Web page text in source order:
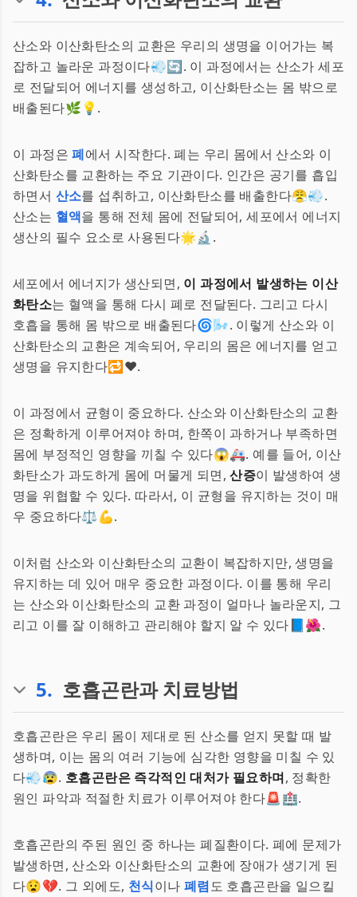
산소와 이산화탄소의 교환은 우리의 생명을 이어가는 복
잡하고 놀라운 과정이다💨🔄. 이 과정에서는 산소가 세포
로 전달되어 에너지를 생성하고, 이산화탄소는 몸 밖으로
배출된다🌿💡.
이 과정은폐에서 시작한다. 폐는 우리 몸에서 산소와 이
산화탄소를 교환하는 주요 기관이다. 인간은 공기를 흡입
하면서 산소를 섭취하고, 이산화탄소를 배출한다😤💨.
산소는 혈액을 통해 전체 몸에 전달되어, 세포에서 에너지
생산의 필수 요소로 사용된다🌟🔬.
세포에서 에너지가 생산되면, 이 과정에서 발생하는 이산
화탄소는 혈액을 통해 다시 폐로 전달된다. 그리고 다시
호흡을 통해 몸 밖으로 배출된다🌀🌬️. 이렇게 산소와 이
산화탄소의 교환은 계속되어, 우리의 몸은 에너지를 얻고
생명을 유지한다🔁❤️.
이 과정에서 균형이 중요하다. 산소와 이산화탄소의 교환
은 정확하게 이루어져야 하며, 한쪽이 과하거나 부족하면
몸에 부정적인 영향을 끼칠 수 있다😱🚑. 예를 들어, 이산
화탄소가 과도하게 몸에 머물게 되면,산증이 발생하여 생
명을 위협할 수 있다. 따라서, 이 균형을 유지하는 것이 매
우 중요하다⚖️💪.
이처럼 산소와 이산화탄소의 교환이 복잡하지만, 생명을
유지하는 데 있어 매우 중요한 과정이다. 이를 통해 우리
는 산소와 이산화탄소의 교환 과정이 얼마나 놀라운지, 그
리고 이를 잘 이해하고 관리해야 할지 알 수 있다📘🌺.
5. 호흡곤란과 치료방법
호흡곤란은 우리 몸이 제대로 된 산소를 얻지 못할 때 발
생하며, 이는 몸의 여러 기능에 심각한 영향을 미칠 수 있
다💨😰. 호흡곤란은 즉각적인 대처가 필요하며, 정확한
원인 파악과 적절한 치료가 이루어져야 한다🚨🏥.
호흡곤란의 주된 원인 중 하나는 폐질환이다. 폐에 문제가
발생하면, 산소와 이산화탄소의 교환에 장애가 생기게 된
다😧💔. 그 외에도, 천식이나 폐렴도 호흡곤란을 일으킬